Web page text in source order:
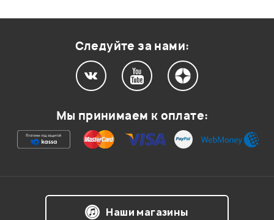
Следуйте за нами:
Мы принимаем к оплате:
Наши магазины